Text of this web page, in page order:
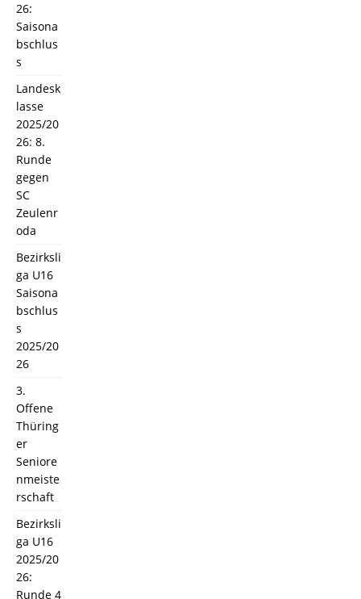
26:
Saisona
bschlus
s
Landesk
lasse
2025/20
26: 8.
Runde
gegen
SC
Zeulenr
oda
Bezirksli
ga U16
Saisona
bschlus
s
2025/20
26
3.
Offene
Thüring
er
Seniore
nmeiste
rschaft
Bezirksli
ga U16
2025/20
26:
Runde 4